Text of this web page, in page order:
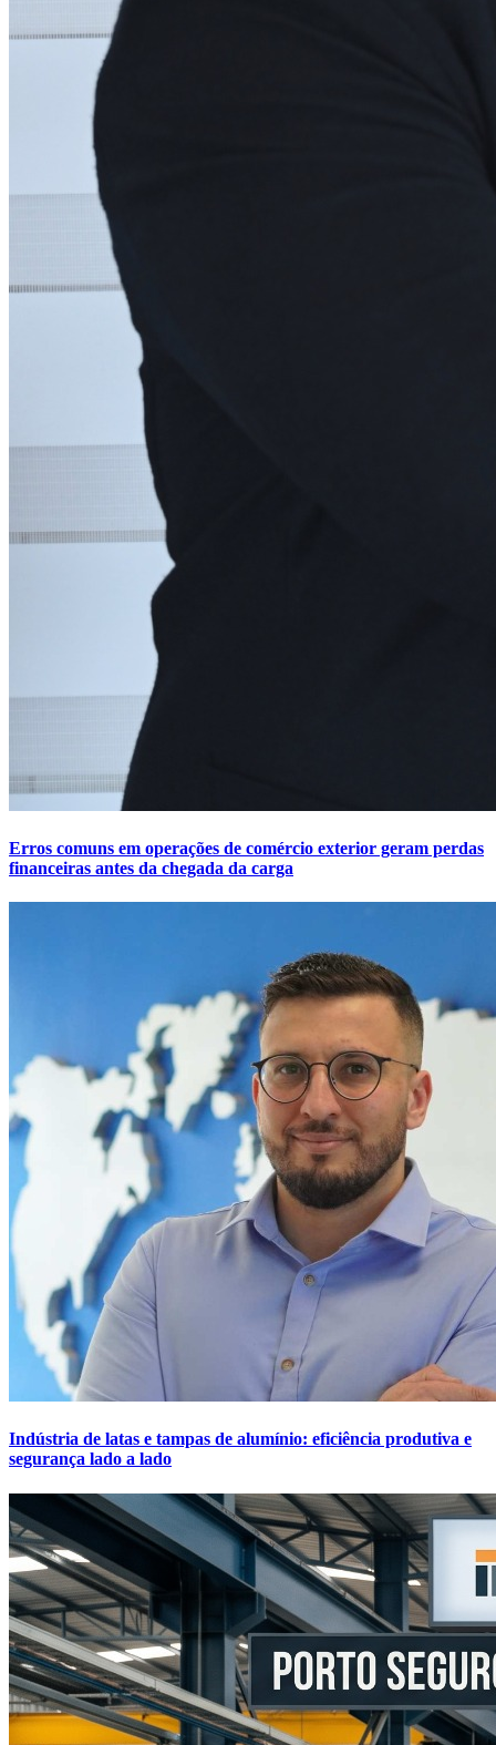
Erros comuns em operações de comércio exterior geram perdas
financeiras antes da chegada da carga
Indústria de latas e tampas de alumínio: eficiência produtiva e
segurança lado a lado